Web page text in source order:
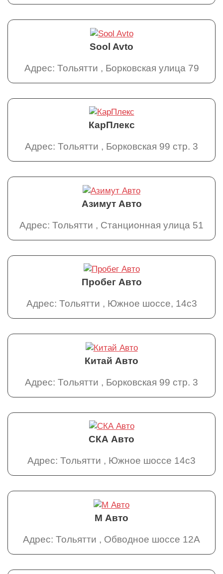
Sool Avto
Адрес: Тольятти , Борковская улица 79
КарПлекс
Адрес: Тольятти , Борковская 99 стр. 3
Азимут Авто
Адрес: Тольятти , Станционная улица 51
Пробег Авто
Адрес: Тольятти , Южное шоссе, 14с3
Китай Авто
Адрес: Тольятти , Борковская 99 стр. 3
СКА Авто
Адрес: Тольятти , Южное шоссе 14с3
М Авто
Адрес: Тольятти , Обводное шоссе 12А